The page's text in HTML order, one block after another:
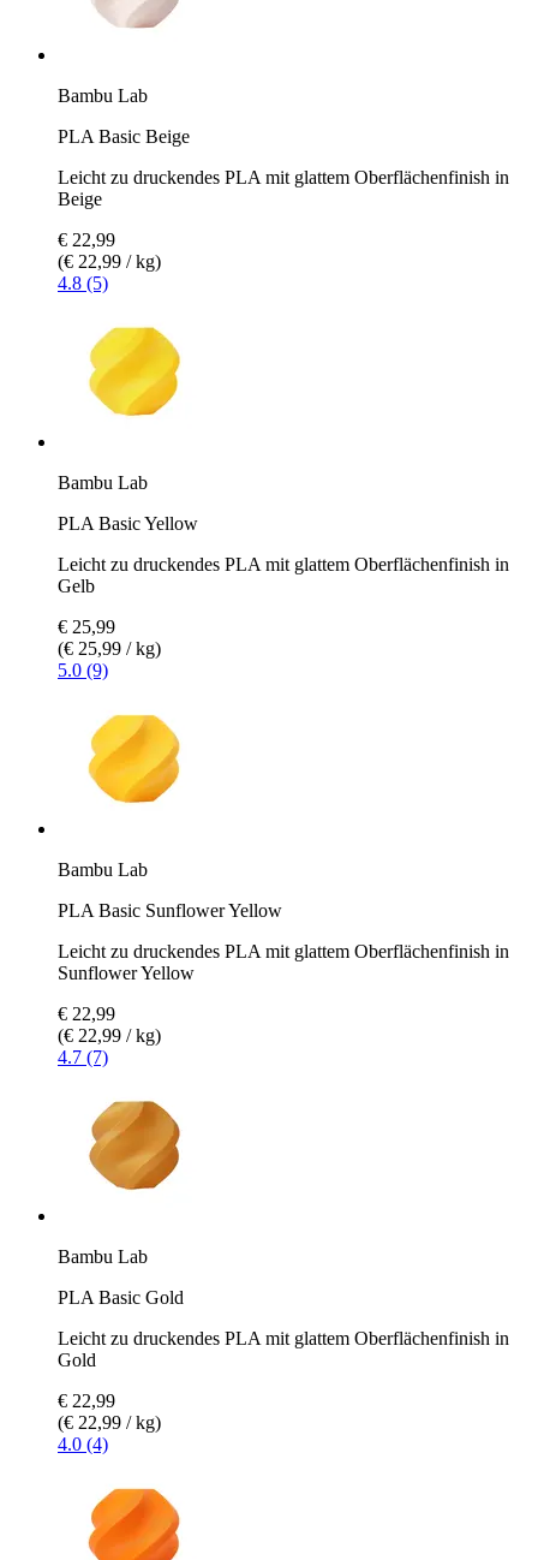
Bambu Lab
PLA Basic Beige
Leicht zu druckendes PLA mit glattem Oberflächenfinish in
Beige
€ 22,99
(€ 22,99 / kg)
4.8 (5)
Bambu Lab
PLA Basic Yellow
Leicht zu druckendes PLA mit glattem Oberflächenfinish in
Gelb
€ 25,99
(€ 25,99 / kg)
5.0 (9)
Bambu Lab
PLA Basic Sunflower Yellow
Leicht zu druckendes PLA mit glattem Oberflächenfinish in
Sunflower Yellow
€ 22,99
(€ 22,99 / kg)
4.7 (7)
Bambu Lab
PLA Basic Gold
Leicht zu druckendes PLA mit glattem Oberflächenfinish in
Gold
€ 22,99
(€ 22,99 / kg)
4.0 (4)